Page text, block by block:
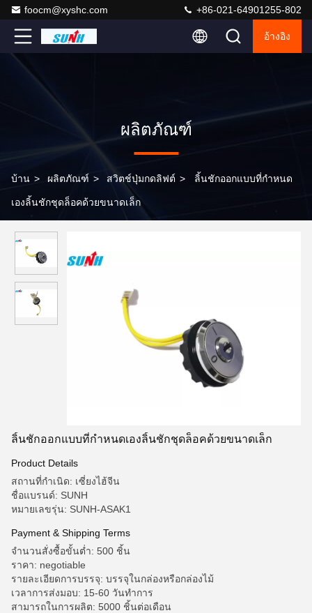
foocm@xyshc.com +86-021-64901255-802
อ้างอิง
ผลิตภัณฑ์
บ้าน > ผลิตภัณฑ์ > สวิตช์ปุ่มกดลิฟต์ > ลิ้นชักออกแบบที่กำหนด
เองลิ้นชักชุดล็อคด้วยขนาดเล็ก
ลิ้นชักออกแบบที่กำหนดเองลิ้นชักชุดล็อคด้วยขนาดเล็ก
Product Details
สถานที่กำเนิด: เซี่ยงไฮ้จีน
ชื่อแบรนด์: SUNH
หมายเลขรุ่น: SUNH-ASAK1
Payment & Shipping Terms
จำนวนสั่งซื้อขั้นต่ำ: 500 ชิ้น
ราคา: negotiable
รายละเอียดการบรรจุ: บรรจุในกล่องหรือกล่องไม้
เวลาการส่งมอบ: 15-60 วันทำการ
สามารถในการผลิต: 5000 ชิ้นต่อเดือน